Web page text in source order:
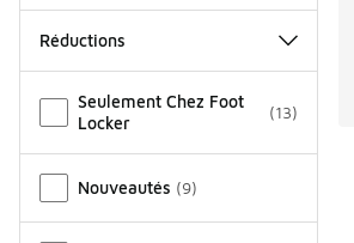
Réductions
Seulement Chez Foot
Locker
(13)
Nouveautés (9)